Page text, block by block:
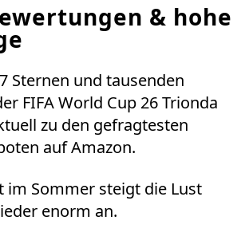
& hohe
Sternen und tausenden
FIFA World Cup 26 Trionda
zu den gefragtesten
auf Amazon.
im Sommer steigt die Lust
enorm an.